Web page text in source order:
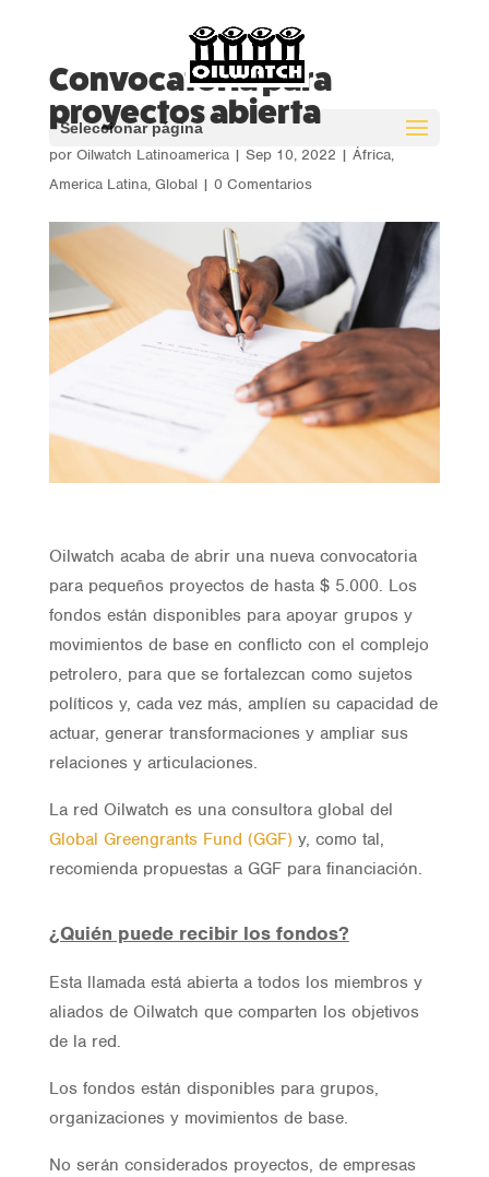
Seleccionar página
Convocatoria para
proyectos abierta
por Oilwatch Latinoamerica| Sep 10, 2022 | África,
America Latina, Global| 0 Comentarios
Oilwatch acaba de abrir una nueva convocatoria
para pequeños proyectos de hasta $ 5.000. Los
fondos están disponibles para apoyar grupos y
movimientos de base en conflicto con el complejo
petrolero, para que se fortalezcan como sujetos
políticos y, cada vez más, amplíen su capacidad de
actuar, generar transformaciones y ampliar sus
relaciones y articulaciones.
La red Oilwatch es una consultora global del
Global Greengrants Fund (GGF)y, como tal,
recomienda propuestas a GGF para financiación.
¿Quién puede recibir los fondos?
Esta llamada está abierta a todos los miembros y
aliados de Oilwatch que comparten los objetivos
de la red.
Los fondos están disponibles para grupos,
organizaciones y movimientos de base.
No serán considerados proyectos, de empresas